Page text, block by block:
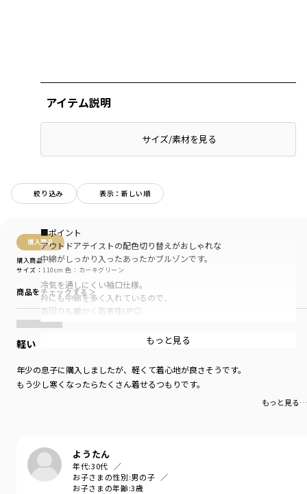
絞り込み 表示：新しい順
購入商品
購入商品
サイズ：110cm 色：カーキグリーン
商品をチェックする＞
軽い
年少の息子に購入しましたが、軽くて着心地が良さそうです。
もう少し寒くなったらたくさん着せるつもりです。
もっと見る…
ようたん
年代:30代
お子さまの性別:男の子
お子さまの年齢:3歳
アイテム説明
サイズ/素材を見る
■ポイント
アウトドアテイストの配色切り替えがおしゃれな
中綿がしっかり入ったあったかブルゾンです。
冷気を通しにくい袖口仕様。
衿にも中綿を多く入れているので、
首回りも暖かく防寒性UP◎
表地にさわり心地の良いピーチ起毛を使用し
首元にファスナーガード付きでお肌にファスナーが
お顔にあたることなく着用していただけます。
-----
ポケット：あり
もっと見る